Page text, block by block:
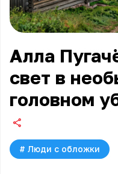
Алла
свет в
головном
# Люди с обложки